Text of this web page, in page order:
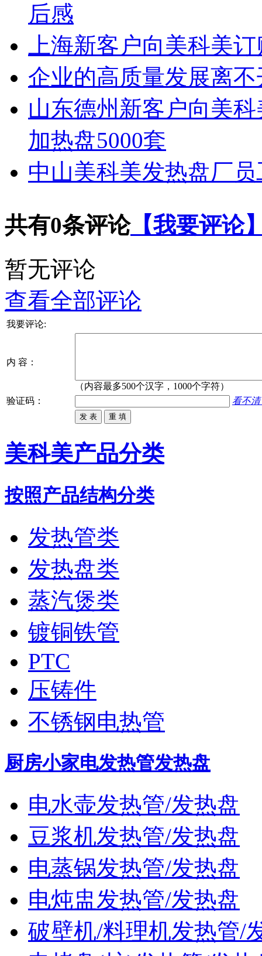
后感
上海新客户向美科美
企业的高质量发展离
山东德州新客户向美
加热盘5000套
中山美科美发热盘厂
共有0条评论【我要评论
暂无评论
查看全部评论
我要评论:
内 容：
（内容最多500个汉字，1000个字符）
验证码：
看不
美科美产品分类
按照产品结构分类
发热管类
发热盘类
蒸汽煲类
镀铜铁管
PTC
压铸件
不锈钢电热管
厨房小家电发热管发热盘
电水壶发热管/发热盘
豆浆机发热管/发热盘
电蒸锅发热管/发热盘
电炖盅发热管/发热盘
破壁机/料理机发热管/